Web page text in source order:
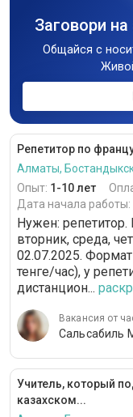
Заговори
Общайся с
Репетитор по
Алматы,
Опыт: 1-10 лет
Дата начала работы:
Нужен:
вторник, среда,
02.07.2025.
тенге/час), у
дистанцион...
Вакансия от
Сальсабиль
Учитель, который
казахском...